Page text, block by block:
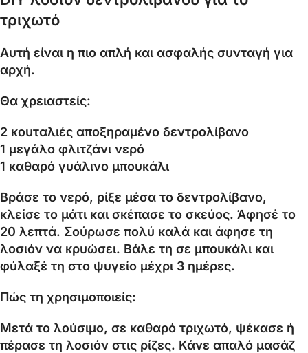
τριχωτό
Αυτή είναι η πιο απλή και ασφαλής συνταγή για
αρχή.
Θα χρειαστείς:
2 κουταλιές αποξηραμένο δεντρολίβανο
1 μεγάλο φλιτζάνι νερό
1 καθαρό γυάλινο μπουκάλι
Βράσε το νερό, ρίξε μέσα το δεντρολίβανο,
κλείσε το μάτι και σκέπασε το σκεύος. Άφησέ το
20 λεπτά. Σούρωσε πολύ καλά και άφησε τη
λοσιόν να κρυώσει. Βάλε τη σε μπουκάλι και
φύλαξέ τη στο ψυγείο μέχρι 3 ημέρες.
Πώς τη χρησιμοποιείς:
Μετά το λούσιμο, σε καθαρό τριχωτό, ψέκασε ή
πέρασε τη λοσιόν στις ρίζες. Κάνε απαλό μασάζ